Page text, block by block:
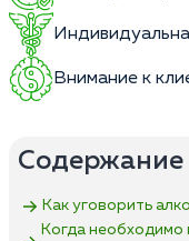
Внимание к
Содержание
Как уговорить
Когда необходимо